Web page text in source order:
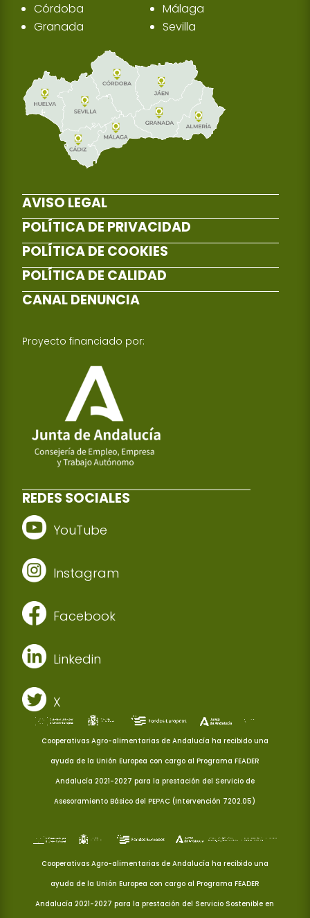
Córdoba
Granada
Málaga
Sevilla
AVISO LEGAL
POLÍTICA DE PRIVACIDAD
POLÍTICA DE COOKIES
POLÍTICA DE CALIDAD
CANAL DENUNCIA
Proyecto financiado por:
REDES SOCIALES
YouTube
Instagram
Facebook
Linkedin
X
Cooperativas Agro-alimentarias de Andalucía ha recibido una
ayuda de la Unión Europea con cargo al Programa FEADER
Andalucía 2021-2027 para la prestación del Servicio de
Asesoramiento Básico del PEPAC (Intervención 7202.05)
Cooperativas Agro-alimentarias de Andalucía ha recibido una
ayuda de la Unión Europea con cargo al Programa FEADER
Andalucía 2021-2027 para la prestación del Servicio Sostenible en